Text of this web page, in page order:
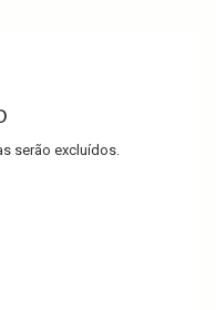
serão excluídos.